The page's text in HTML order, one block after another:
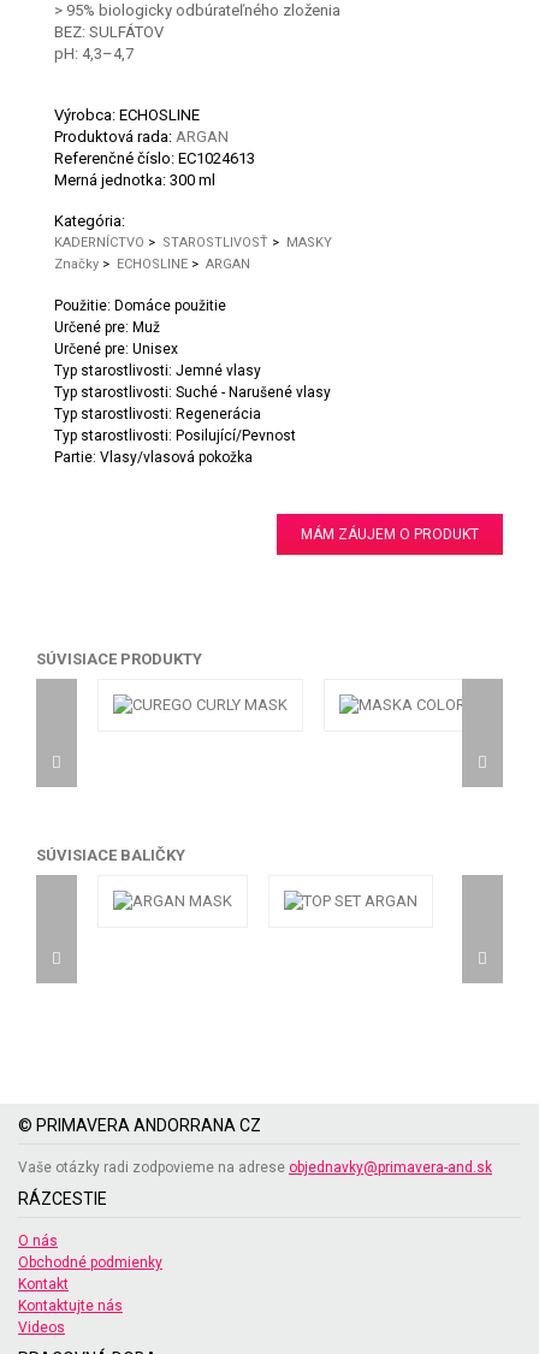
> 95% biologicky odbúrateľného zloženia
BEZ: SULFÁTOV
pH: 4,3–4,7
Výrobca: ECHOSLINE
Produktová rada: ARGAN
Referenčné číslo: EC1024613
Merná jednotka: 300 ml
Kategória:
KADERNÍCTVO > STAROSTLIVOSŤ > MASKY
Značky > ECHOSLINE > ARGAN
Použitie: Domáce použitie
Určené pre: Muž
Určené pre: Unisex
Typ starostlivosti: Jemné vlasy
Typ starostlivosti: Suché - Narušené vlasy
Typ starostlivosti: Regenerácia
Typ starostlivosti: Posilující/Pevnost
Partie: Vlasy/vlasová pokožka
MÁM ZÁUJEM O PRODUKT
SÚVISIACE PRODUKTY
SÚVISIACE BALIČKY
© PRIMAVERA ANDORRANA CZ
Vaše otázky radi zodpovieme na adrese objednavky@primavera-and.sk
RÁZCESTIE
O nás
Obchodné podmienky
Kontakt
Kontaktujte nás
Videos